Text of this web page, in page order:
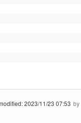
2023/11/23 07:53 by